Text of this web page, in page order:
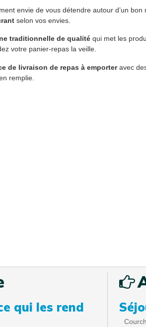
envie de vous détendre autour d’un
selon vos envies.
traditionnelle de qualité qui met les
votre panier-repas la veille.
de livraison de repas à emporteravec
remplie.
qui les rend